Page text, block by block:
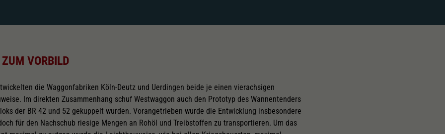
VORBILD
die Waggonfabriken Köln-Deutz und Uerdingen beide je einen vierachsigen
Im direkten Zusammenhang schuf Westwaggon auch den Prototyp des Wannentenders
der BR 42 und 52 gekuppelt wurden. Vorangetrieben wurde die Entwicklung insbesondere
für den Nachschub riesige Mengen an Rohöl und Treibstoffen zu transportieren. Um das